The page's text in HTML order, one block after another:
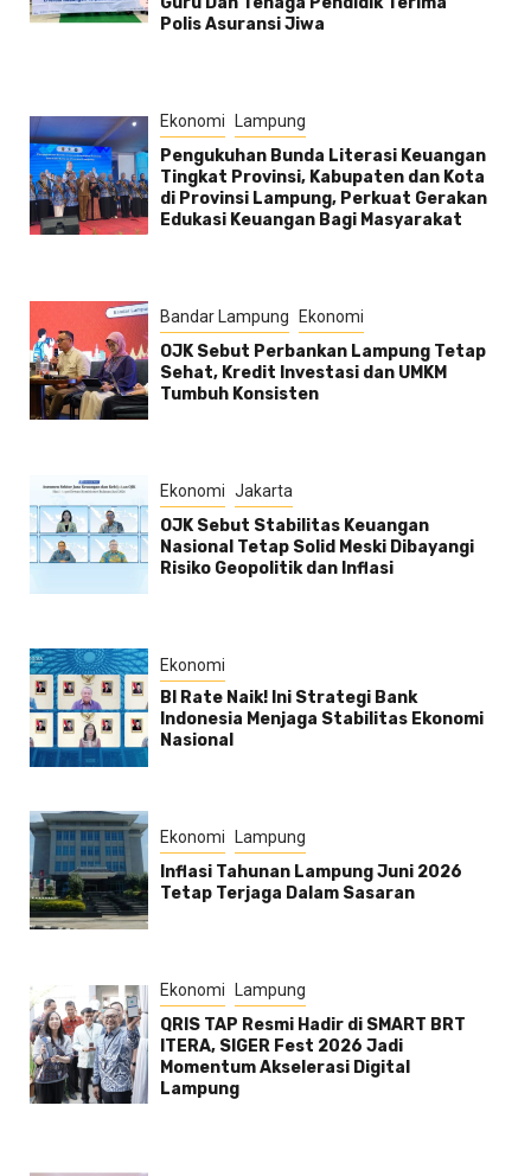
Polis Asuransi Jiwa
Ekonomi Lampung
Pengukuhan Bunda Literasi Keuangan
Tingkat Provinsi, Kabupaten dan Kota
di Provinsi Lampung, Perkuat Gerakan
Edukasi Keuangan Bagi Masyarakat
Bandar Lampung Ekonomi
OJK Sebut Perbankan Lampung Tetap
Sehat, Kredit Investasi dan UMKM
Tumbuh Konsisten
Ekonomi Jakarta
OJK Sebut Stabilitas Keuangan
Nasional Tetap Solid Meski Dibayangi
Risiko Geopolitik dan Inflasi
Ekonomi
BI Rate Naik! Ini Strategi Bank
Indonesia Menjaga Stabilitas Ekonomi
Nasional
Ekonomi Lampung
Inflasi Tahunan Lampung Juni 2026
Tetap Terjaga Dalam Sasaran
Ekonomi Lampung
QRIS TAP Resmi Hadir di SMART BRT
ITERA, SIGER Fest 2026 Jadi
Momentum Akselerasi Digital
Lampung